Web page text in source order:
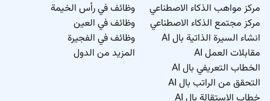
مركز مواهب الذكاء الاصطناعي
مركز مجتمع الذكاء الاصطناعي
انشاء السيرة الذاتية بال AI
مقابلات العمل AI
الخطاب التعريفي بال AI
التحقق من الراتب بال AI
وظائف في رأس الخيمة
وظائف في العين
وظائف في الفجيرة
المزيد من الدول